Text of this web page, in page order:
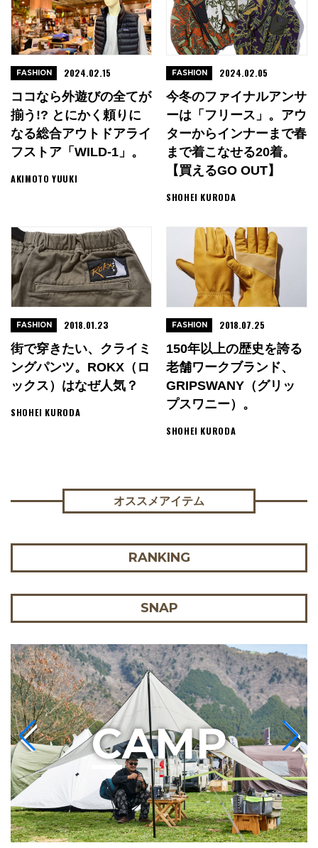
ココなら外遊びの全てが
揃う!? とにかく頼りに
なる総合アウトドアライ
フストア「WILD-1」。
AKIMOTO YUUKI
FASHION 2024.02.15
今冬のファイナルアンサ
ーは「フリース」。アウ
ターからインナーまで春
まで着こなせる20着。
【買えるGO OUT】
SHOHEI KURODA
FASHION 2024.02.05
街で穿きたい、クライミ
ングパンツ。ROKX（ロ
ックス）はなぜ人気？
SHOHEI KURODA
FASHION 2018.01.23
150年以上の歴史を誇る
老舗ワークブランド、
GRIPSWANY（グリッ
プスワニー）。
SHOHEI KURODA
FASHION 2018.07.25
オススメアイテム
RANKING
SNAP
CAMP